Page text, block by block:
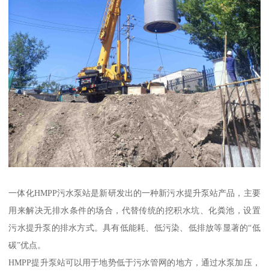
一体化HMPP污水泵站是新研发出的一种新污水提升泵站产品，主要
用来解决无排水条件的场合，代替传统的挖积水坑、化粪池，设置
污水提升泵的排水方式。具有低能耗、低污染、低排放等显著的“低
碳”优点。
HMPP提升泵站可以用于地势低于污水管网的地方，通过水泵加压，